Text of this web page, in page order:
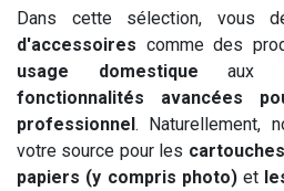
Dans cette sélection, vous
d'accessoires comme des
usage domestique aux
fonctionnalités avancées
professionnel. Naturellement,
votre source pour les
papiers (y compris photo) et